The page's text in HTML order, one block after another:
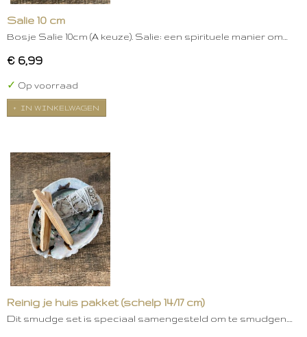
Salie 10 cm
Bosje Salie 10cm (A keuze). Salie: een spirituele manier om…
€ 6,99
✓ Op voorraad
IN WINKELWAGEN
Reinig je huis pakket (schelp 14/17 cm)
Dit smudge set is speciaal samengesteld om te smudgen.…